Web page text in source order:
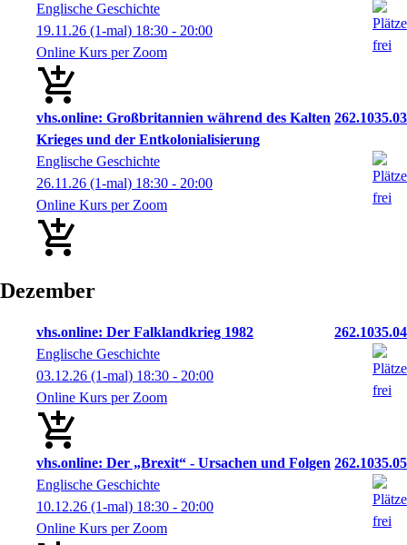
Englische Geschichte
19.11.26 (1-mal) 18:30 - 20:00
Online Kurs per Zoom
vhs.online: Großbritannien während des Kalten
Krieges und der Entkolonialisierung
262.1035.03
Englische Geschichte
26.11.26 (1-mal) 18:30 - 20:00
Online Kurs per Zoom
Dezember
vhs.online: Der Falklandkrieg 1982
262.1035.04
Englische Geschichte
03.12.26 (1-mal) 18:30 - 20:00
Online Kurs per Zoom
vhs.online: Der „Brexit“ - Ursachen und Folgen 262.1035.05
Englische Geschichte
10.12.26 (1-mal) 18:30 - 20:00
Online Kurs per Zoom